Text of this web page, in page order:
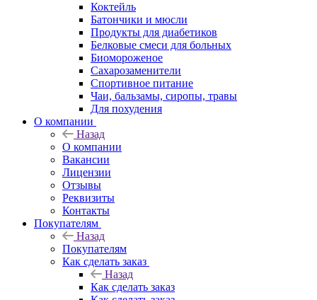
Коктейль
Батончики и мюсли
Продукты для диабетиков
Белковые смеси для больных
Биомороженое
Сахарозаменители
Спортивное питание
Чаи, бальзамы, сиропы, травы
Для похудения
О компании
Назад
О компании
Вакансии
Лицензии
Отзывы
Реквизиты
Контакты
Покупателям
Назад
Покупателям
Как сделать заказ
Назад
Как сделать заказ